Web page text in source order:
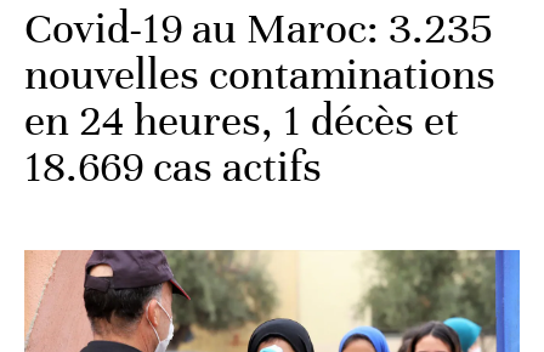
Covid-19 au Maroc: 3.235
nouvelles contaminations
en 24 heures, 1 décès et
18.669 cas actifs